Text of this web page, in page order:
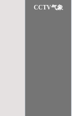
CCTV气象